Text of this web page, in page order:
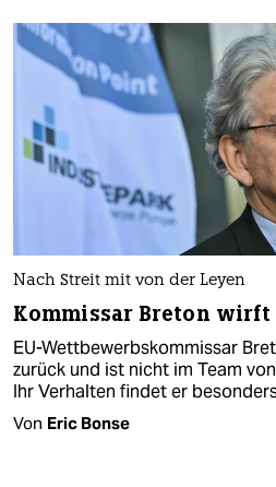
Nach Streit mit von der Leyen
Kommissar Breton
EU-Wettbewerbskommissar
zurück und ist nicht im Team
Ihr Verhalten findet er
Von Eric Bonse